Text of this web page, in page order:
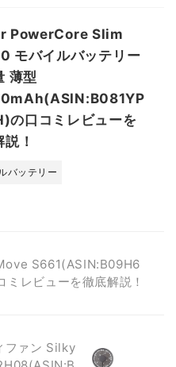
PowerCore Slim
モバイルバッテリー
薄型
の口コミレビューを
！
バッテリー
S661(ASIN:B09H6
レビューを徹底解説！
ファン Silky